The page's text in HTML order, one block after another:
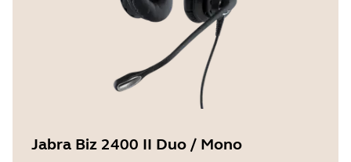
Jabra Biz 2400 II Duo / Mono